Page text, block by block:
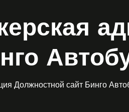
Должностной сайт Бинго